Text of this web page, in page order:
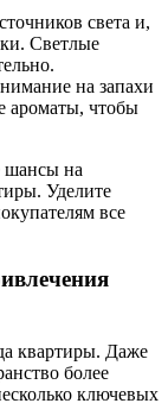
света и,
Светлые
на запахи
ароматы, чтобы
шансы на
Уделите
все
квартиры. Даже
более
ключевых